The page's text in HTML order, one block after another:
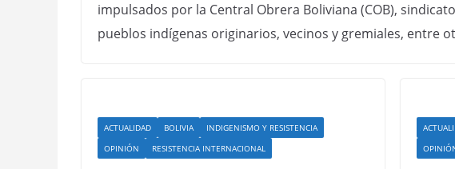
impulsados por la Central Obrera Boliviana (COB),
pueblos indígenas originarios, vecinos y gremiales, entre
ACTUALIDAD BOLIVIA
INDIGENISMO Y RESISTENCIA
OPINIÓN
RESISTENCIA INTERNACIONAL